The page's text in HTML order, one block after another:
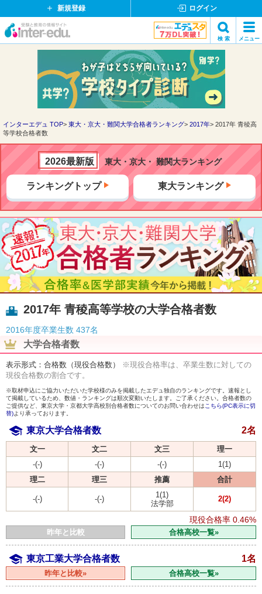
新規登録 ログイン
イ
ド
ッ
ト
検 索 メニュー
検索
インターエデュ TOP 東大・京大・難関大学合格者ランキング 2017年
2017年 青稜高
等学校合格者数
2026最新版 東大・京大・ 難関大ランキング
ランキングトップ 東大ランキング
2017年 青稜高等学校の大学合格者数
2016年度卒業生数 437名
大学合格者数
表示形式：合格数（現役合格数）
※現役合格率は、卒業生数に対しての
現役合格数の割合です。
※取材申込にご協力いただいた学校様のみを掲載したエデュ独自のランキングです。速報とし
て掲載しているため、数値・ランキングは順次変動いたします。ご了承ください。合格者数の
ご提供など、東京大学・京都大学高校別合格者数についてのお問い合わせは こちら(PC表示に切
替)より承っております。
東京大学合格者数 2名
文一 文二 文三
理一
-(-)
-(-) -(-)
1(1)
理二
理三 推薦 合計
-(-) -(-)
1(1)
法学部
2(2)
現役合格率 0.46%
昨年と比較 合格高校一覧»
東京工業大学合格者数 1名
昨年と比較» 合格高校一覧»